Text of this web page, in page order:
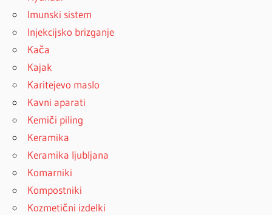
Imunski sistem
Injekcijsko brizganje
Kača
Kajak
Karitejevo maslo
Kavni aparati
Kemiči piling
Keramika
Keramika ljubljana
Komarniki
Kompostniki
Kozmetični izdelki